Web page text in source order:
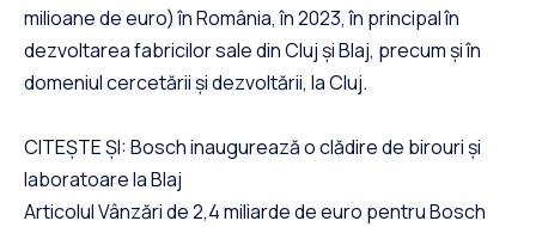
milioane de euro) în România, în 2023, în principal în
dezvoltarea fabricilor sale din Cluj și Blaj, precum și în
domeniul cercetării și dezvoltării, la Cluj.
CITEȘTE ȘI: Bosch inaugurează o clădire de birouri și
laboratoare la Blaj
Articolul Vânzări de 2,4 miliarde de euro pentru Bosch